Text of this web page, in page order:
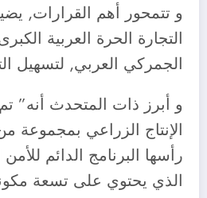
و تتمحور أهم القرارات,
التجارة الحرة العربية
الجمركي العربي, لتسهيل
و أبرز ذات المتحدث أنه”
الإنتاج الزراعي بمجموعة
رأسها البرنامج الدائم
الذي يحتوي على تسعة